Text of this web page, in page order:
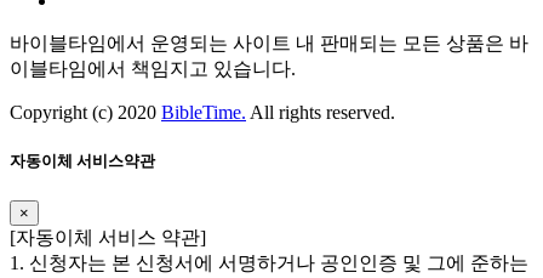
바이블타임에서 운영되는 사이트 내 판매되는 모든 상품은 바
이블타임에서 책임지고 있습니다.
Copyright (c) 2020 BibleTime. All rights reserved.
자동이체 서비스약관
×
​​[자동이체 서비스 약관]
1. 신청자는 본 신청서에 서명하거나 공인인증 및 그에 준하는